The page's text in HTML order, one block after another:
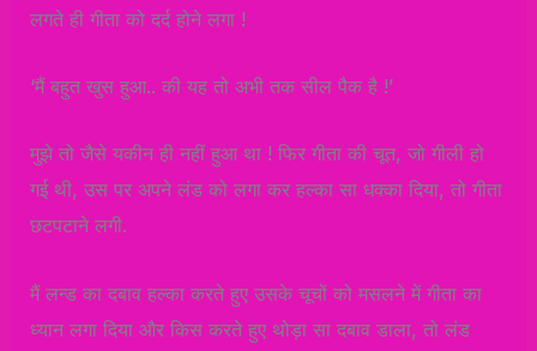
लगते ही गीता को दर्द होने लगा !
‘मैं बहुत खुस हुआ.. की यह तो अभी तक सील पैक है !’
मुझे तो जैसे यकीन ही नहीं हुआ था ! फिर गीता की चूत, जो गीली हो
गई थी, उस पर अपने लंड को लगा कर हल्का सा धक्का दिया, तो गीता
छटपटाने लगी.
मैं लन्ड का दबाव हल्का करते हुए उसके चूचों को मसलने में गीता का
ध्यान लगा दिया और किस करते हुए थोड़ा सा दबाव डाला, तो लंड